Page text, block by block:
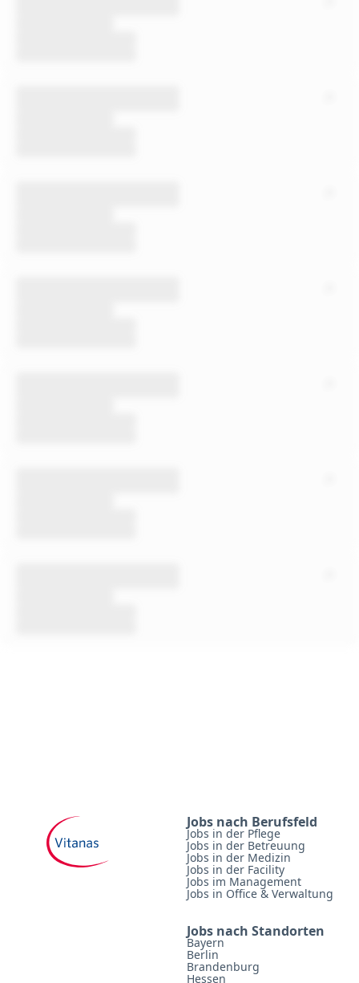
Jobs nach Berufsfeld
Jobs in der Pflege
Jobs in der Betreuung
Jobs in der Medizin
Jobs in der Facility
Jobs im Management
Jobs in Office & Verwaltung
Jobs nach Standorten
Bayern
Berlin
Brandenburg
Hessen